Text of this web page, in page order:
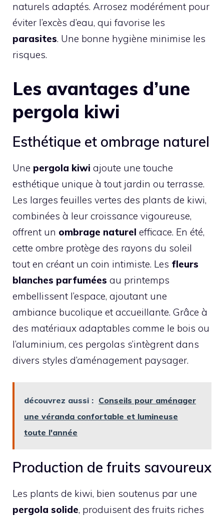
naturels adaptés. Arrosez modérément pour
éviter l’excès d’eau, qui favorise les
parasites. Une bonne hygiène minimise les
risques.
Les avantages d’une
pergola kiwi
Esthétique et ombrage naturel
Une pergola kiwi ajoute une touche
esthétique unique à tout jardin ou terrasse.
Les larges feuilles vertes des plants de kiwi,
combinées à leur croissance vigoureuse,
offrent un ombrage naturel efficace. En été,
cette ombre protège des rayons du soleil
tout en créant un coin intimiste. Les fleurs
blanches parfumées au printemps
embellissent l’espace, ajoutant une
ambiance bucolique et accueillante. Grâce à
des matériaux adaptables comme le bois ou
l’aluminium, ces pergolas s’intègrent dans
divers styles d’aménagement paysager.
découvrez aussi : Conseils pour aménager
une véranda confortable et lumineuse
toute l'année
Production de fruits savoureux
Les plants de kiwi, bien soutenus par une
pergola solide, produisent des fruits riches